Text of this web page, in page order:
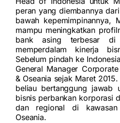
peran yang diembannya
bawah kepemimpinannya,
mampu meningkatkan
bank asing terbesar di
memperdalam kinerja
Sebelum pindah ke
General Manager
& Oseania sejak Maret
beliau bertanggung jawab
bisnis perbankan korporasi
dan regional di
Oseania.